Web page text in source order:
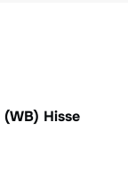
(WB) Hisse